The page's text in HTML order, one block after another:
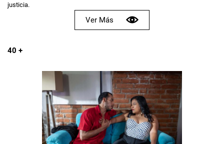
justicia.
Ver Más
40 +